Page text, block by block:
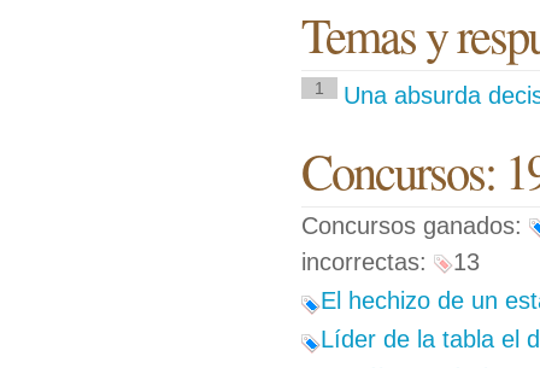
Temas y
1 Una absurda
Concursos:
Concursos ganados:
incorrectas:
13
El hechizo de un
Líder de la tabla el